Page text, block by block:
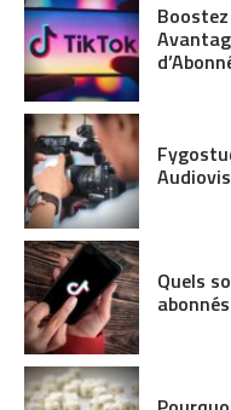
Quels